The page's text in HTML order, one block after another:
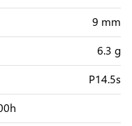
9 mm
6.3 g
P14.5s